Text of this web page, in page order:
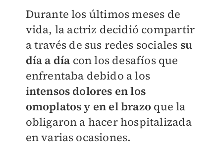
Durante los últimos meses de
vida, la actriz decidió compartir
a través de sus redes sociales su
día a día con los desafíos que
enfrentaba debido a los
intensos dolores en los
omoplatos y en el brazo que la
obligaron a hacer hospitalizada
en varias ocasiones.